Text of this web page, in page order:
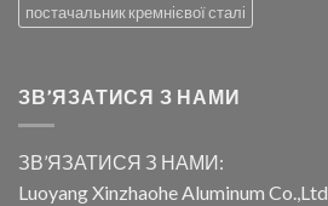
постачальник кремнієвої сталі
ЗВ’ЯЗАТИСЯ З НАМИ
ЗВ’ЯЗАТИСЯ З НАМИ:
Luoyang Xinzhaohe Aluminum Co.,Ltd